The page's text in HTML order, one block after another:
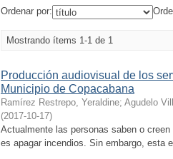
Ordenar por:
Mostrando ítems 1-1 de 1
Producción audiovisual de los
Municipio de Copacabana
Ramírez Restrepo, Yeraldine; Agudelo
(2017-10-17)
Actualmente las personas saben o
es apagar incendios. Sin embargo, esta